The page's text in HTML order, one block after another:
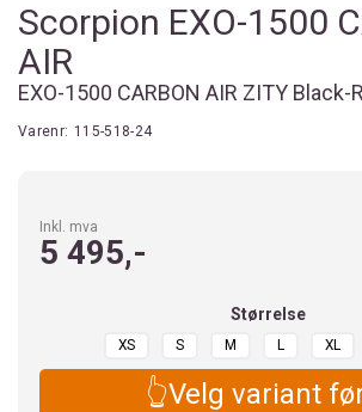
Scorpion EXO-1500
AIR
EXO-1500 CARBON AIR ZITY Black-
Varenr: 115-518-24
Inkl. mva
5 495,-
Størrelse
XS S M L XL
👆Velg variant